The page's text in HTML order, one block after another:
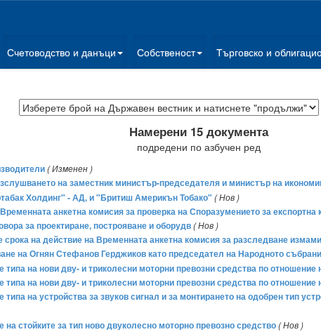
Счетоводство и данъци Собственост Търговско и
Намерени 15 документа
подредени по азбучен ред
( Изменен )
на заместник министър-председателя и министър на
Холдинг" - АД, и "Бритиш Америкън Тобако" ( Нов )
анкетна комисия за проверка на Споразумението за
за проектиране, построяване и оборудв( Нов )
на действие на Временната анкетна комисия за разследване
на Огнян Стефанов Герджиков като председател на Народното
на нови дву- и триколесни моторни превозни средства по отношение
на нови дву- и триколесни моторни превозни средства по
на устройства за звуков сигнал и за монтирането на одобрен тип
стойките за тип ново двуколесно моторно превозно средство( Нов )